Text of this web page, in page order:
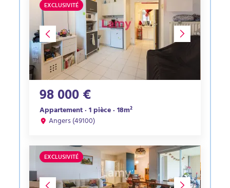
EXCLUSIVITÉ
98 000 €
Appartement · 1 pièce · 18m²
Angers (49100)
EXCLUSIVITÉ